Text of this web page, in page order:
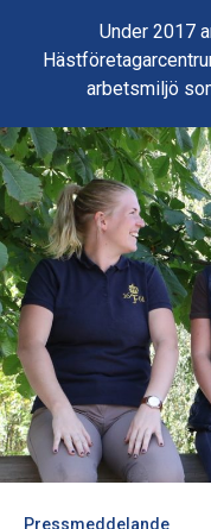
Under 2017
arbetsmiljö
Pressmeddelande